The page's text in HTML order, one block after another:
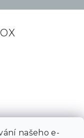
našeho e-